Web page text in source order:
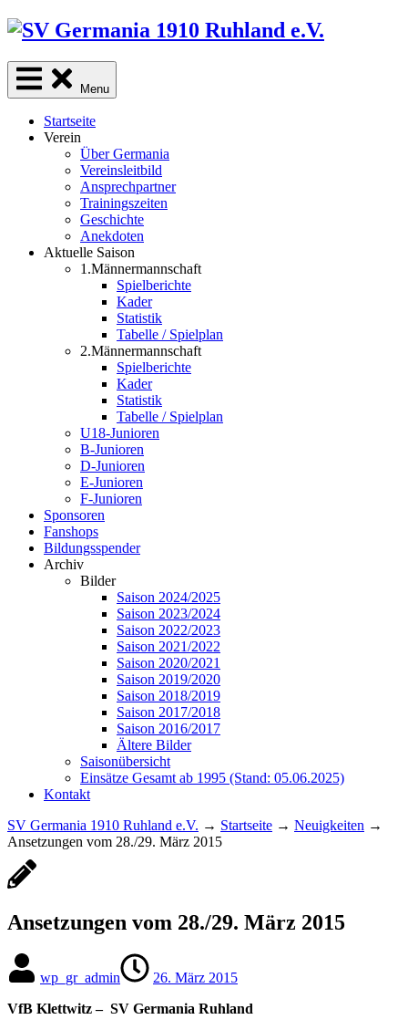
Skip
content
Menu
Startseite
Verein
Über Germania
Vereinsleitbild
Ansprechpartner
Trainingszeiten
Geschichte
Anekdoten
Aktuelle Saison
1.Männermannschaft
Spielberichte
Kader
Statistik
Tabelle / Spielplan
2.Männermannschaft
Spielberichte
Kader
Statistik
Tabelle / Spielplan
U18-Junioren
B-Junioren
D-Junioren
E-Junioren
F-Junioren
Sponsoren
Fanshops
Bildungsspender
Archiv
Bilder
Saison 2024/2025
Saison 2023/2024
Saison 2022/2023
Saison 2021/2022
Saison 2020/2021
Saison 2019/2020
Saison 2018/2019
Saison 2017/2018
Saison 2016/2017
Ältere Bilder
Saisonübersicht
Einsätze Gesamt ab 1995 (Stand: 05.06.2025)
Kontakt
SV Germania 1910 Ruhland e.V. → Startseite → Neuigkeiten →
Ansetzungen vom 28./29. März 2015
Ansetzungen vom 28./29. März 2015
wp_gr_admin
26. März 2015
VfB Klettwitz – SV Germania Ruhland